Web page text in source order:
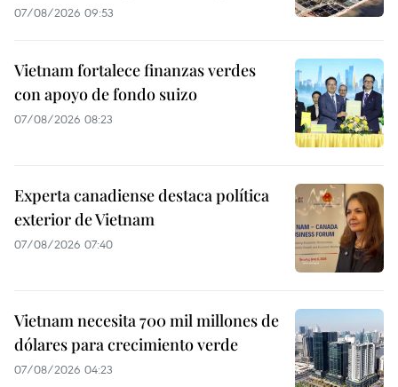
07/08/2026 09:53
Vietnam fortalece finanzas verdes
con apoyo de fondo suizo
07/08/2026 08:23
Experta canadiense destaca política
exterior de Vietnam
07/08/2026 07:40
Vietnam necesita 700 mil millones de
dólares para crecimiento verde
07/08/2026 04:23